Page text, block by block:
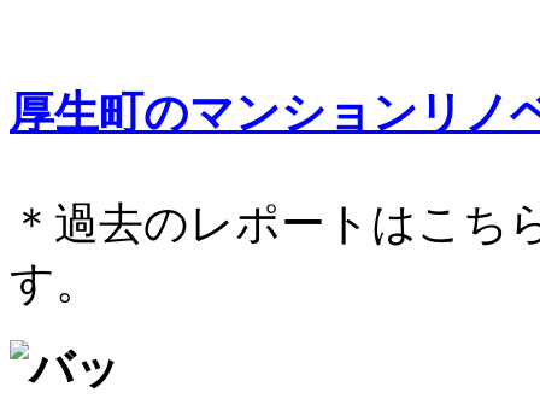
厚生町のマンションリノ
＊過去のレポートはこち
す。